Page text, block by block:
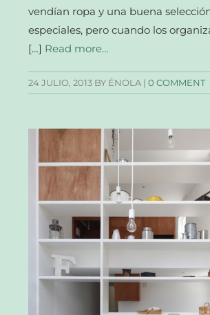
vendían ropa y una buena
especiales, pero cuando los
[…] Read more…
24 JULIO, 2013 BY ÉNOLA |0 COMMENT